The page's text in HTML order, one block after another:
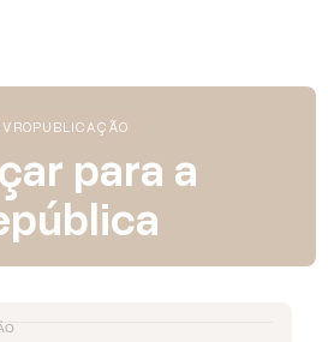
PUBLICAÇÃO
para a